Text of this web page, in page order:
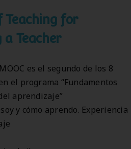
Teaching for
a Teacher
es el segundo de los 8
el programa “Fundamentos
aprendizaje”
y cómo aprendo. Experiencia